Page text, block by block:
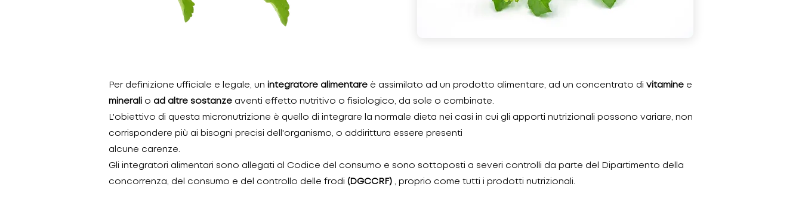
Per definizione ufficiale e legale, un integratore alimentare è assimilato ad un prodotto alimentare, ad un concentrato di vitamine e
minerali o ad altre sostanze aventi effetto nutritivo o fisiologico, da sole o combinate.
L'obiettivo di questa micronutrizione è quello di integrare la normale dieta nei casi in cui gli apporti nutrizionali possono variare, non
corrispondere più ai bisogni precisi dell'organismo, o addirittura essere presenti
alcune carenze.
Gli integratori alimentari sono allegati al Codice del consumo e sono sottoposti a severi controlli da parte del Dipartimento della
concorrenza, del consumo e del controllo delle frodi (DGCCRF) , proprio come tutti i prodotti nutrizionali.